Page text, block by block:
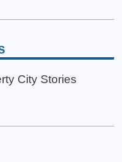
City Stories